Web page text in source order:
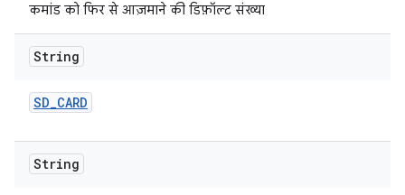
कमांड को फिर से आज़माने की डिफ़ॉल्ट संख्या
String
SD_CARD
String